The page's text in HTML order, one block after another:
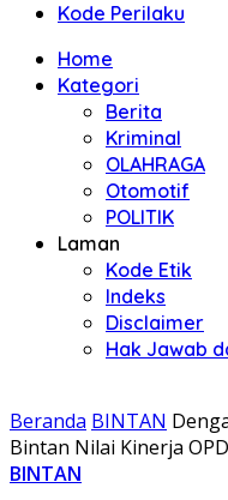
Kode Perilaku
Home
Kategori
Berita
Kriminal
OLAHRAGA
Otomotif
POLITIK
Laman
Kode Etik
Indeks
Disclaimer
Hak Jawab
Beranda BINTAN
Bintan Nilai Kinerja
BINTAN